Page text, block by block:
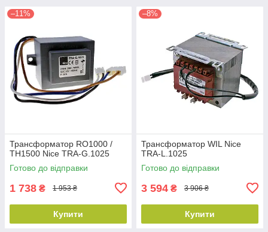
–11%
Трансформатор RO1000 /
TH1500 Nice TRA-G.1025
Готово до відправки
1 738 ₴ 1 953 ₴
Купити
–8%
Трансформатор WIL Nice
TRA-L.1025
Готово до відправки
3 594 ₴ 3 906 ₴
Купити